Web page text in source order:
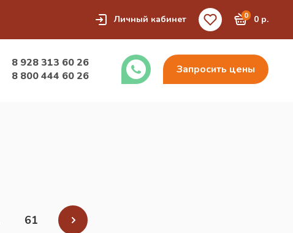
Личный кабинет 0 0 р.
8 928 313 60 26
8 800 444 60 26
Запросить цены
61